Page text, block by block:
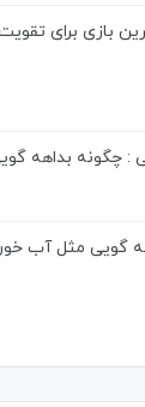
بازی برای
: چگونه بداهه
گویی مثل آب